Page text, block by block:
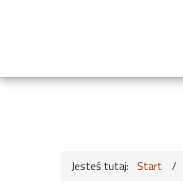
Jesteś tutaj: Start /